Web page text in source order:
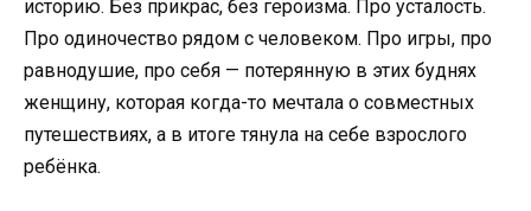
историю. Без прикрас, без героизма. Про усталость.
Про одиночество рядом с человеком. Про игры, про
равнодушие, про себя — потерянную в этих буднях
женщину, которая когда-то мечтала о совместных
путешествиях, а в итоге тянула на себе взрослого
ребёнка.